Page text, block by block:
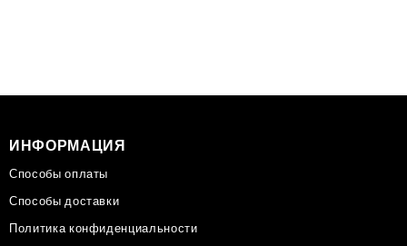
ИНФОРМАЦИЯ
Способы оплаты
Способы доставки
Политика конфиденциальности